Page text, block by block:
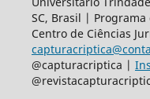
SC, Brasil | Programa
Centro de Ciências
@capturacriptica |